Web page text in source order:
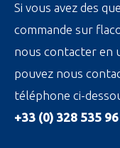
Si vous avez des
commande sur
nous contacter en
pouvez nous
téléphone ci-
+33 (0) 328 535